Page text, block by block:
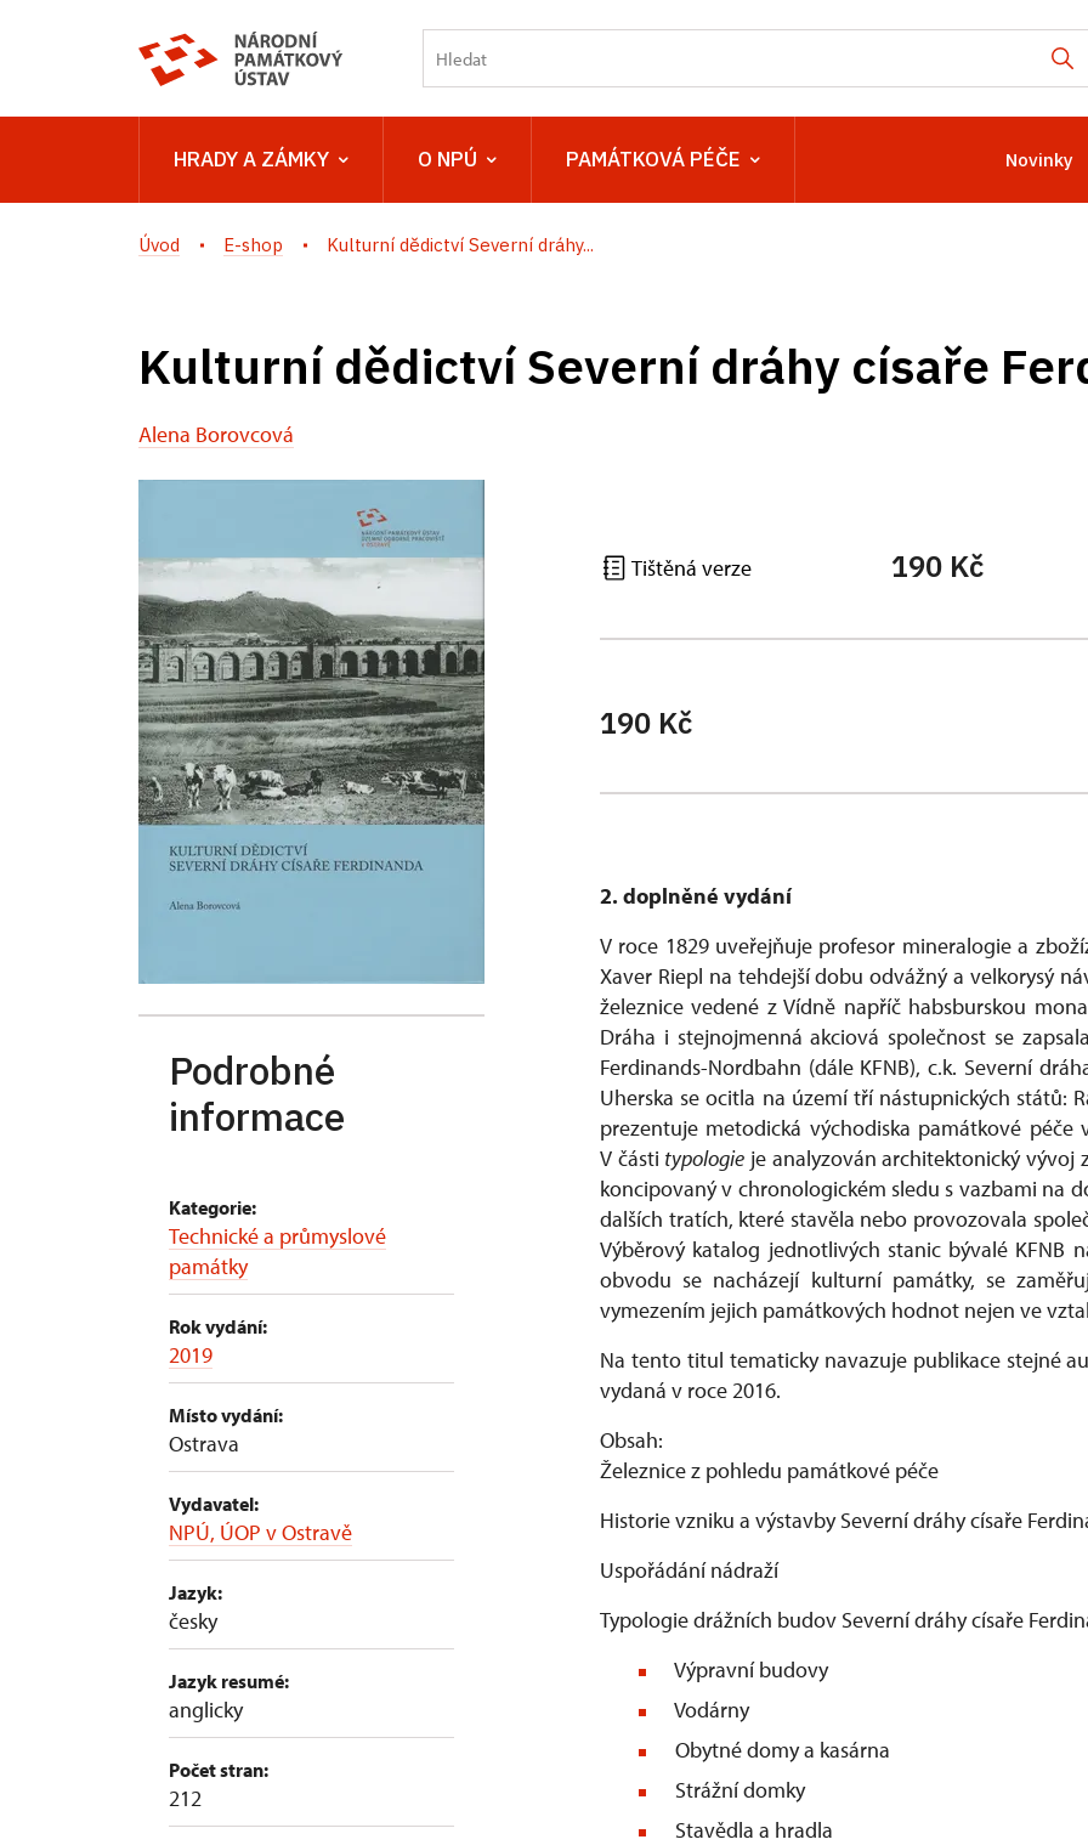
HRADY A ZÁMKY O NPÚ PAMÁTKOVÁ PÉČE Novinky
Úvod E-shop Kulturní dědictví Severní dráhy...
Kulturní dědictví Severní dráhy císaře
Alena Borovcová
Podrobné
informace
Kategorie:
Technické a průmyslové
památky
Rok vydání:
2019
Místo vydání:
Ostrava
Vydavatel:
NPÚ, ÚOP v Ostravě
Jazyk:
česky
Jazyk resumé:
anglicky
Počet stran:
212
Tištěná verze 190 Kč
190 Kč
2. doplněné vydání
V roce 1829 uveřejňuje profesor mineralogie a
Xaver Riepl na tehdejší dobu odvážný a velkorysý
železnice vedené z Vídně napříč habsburskou
Dráha i stejnojmenná akciová společnost se
Ferdinands-Nordbahn (dále KFNB), c.k. Severní
Uherska se ocitla na území tří nástupnických států:
prezentuje metodická východiska památkové
V části typologie je analyzován architektonický vývoj
koncipovaný v chronologickém sledu s vazbami na
dalších tratích, které stavěla nebo provozovala
Výběrový katalog jednotlivých stanic bývalé KFNB
obvodu se nacházejí kulturní památky, se
vymezením jejich památkových hodnot nejen ve
Na tento titul tematicky navazuje publikace stejné
vydaná v roce 2016.
Obsah:
Železnice z pohledu památkové péče
Historie vzniku a výstavby Severní dráhy císaře
Uspořádání nádraží
Typologie drážních budov Severní dráhy císaře
Výpravní budovy
Vodárny
Obytné domy a kasárna
Strážní domky
Stavědla a hradla